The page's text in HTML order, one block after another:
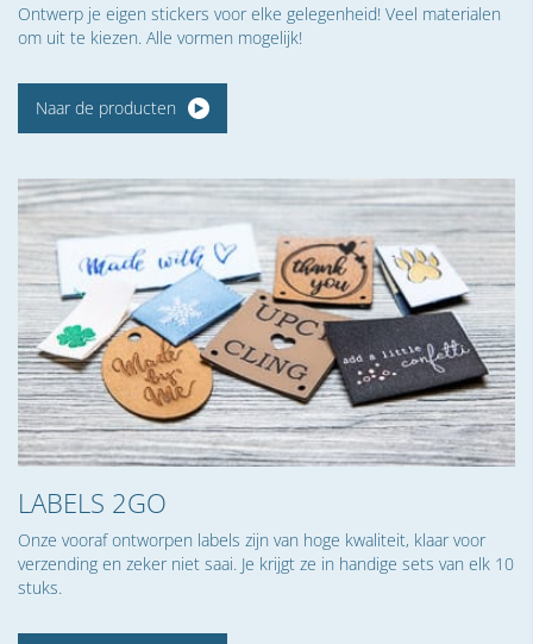
Ontwerp je eigen stickers voor elke gelegenheid! Veel materialen
om uit te kiezen. Alle vormen mogelijk!
Naar de producten
LABELS 2GO
Onze vooraf ontworpen labels zijn van hoge kwaliteit, klaar voor
verzending en zeker niet saai. Je krijgt ze in handige sets van elk 10
stuks.